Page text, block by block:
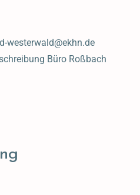
westerwald@ekhn.de
Büro Roßbach